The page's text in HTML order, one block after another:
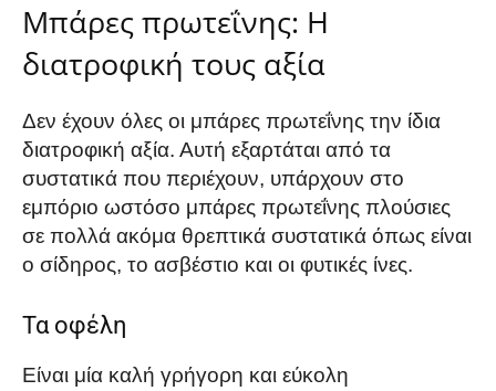
Μπάρες πρωτεΐνης: Η
διατροφική τους αξία
Δεν έχουν όλες οι μπάρες πρωτεΐνης την ίδια
διατροφική αξία. Αυτή εξαρτάται από τα
συστατικά που περιέχουν, υπάρχουν στο
εμπόριο ωστόσο μπάρες πρωτεΐνης πλούσιες
σε πολλά ακόμα θρεπτικά συστατικά όπως είναι
ο σίδηρος, το ασβέστιο και οι φυτικές ίνες.
Τα οφέλη
Είναι μία καλή γρήγορη και εύκολη